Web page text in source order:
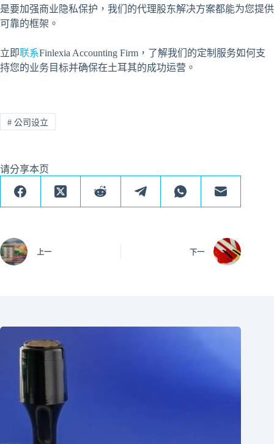
是要加强商业隐私保护，我们的代理股东解决方案都能为您提供
可靠的框架。
立即联系Finlexia Accounting Firm，了解我们的定制服务如何支
持您的业务目标并确保在土耳其的成功运营。
#公司设立
请分享本页
上一 下一